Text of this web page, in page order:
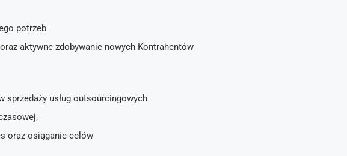
potrzeb
aktywne zdobywanie nowych Kontrahentów
sprzedaży usług outsourcingowych
oraz osiąganie celów